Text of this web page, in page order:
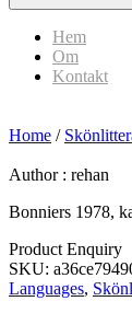
Hem
Om
Kontakt
Home /
Author : rehan
Bonniers 1978,
Product Enquiry
SKU:
Languages,